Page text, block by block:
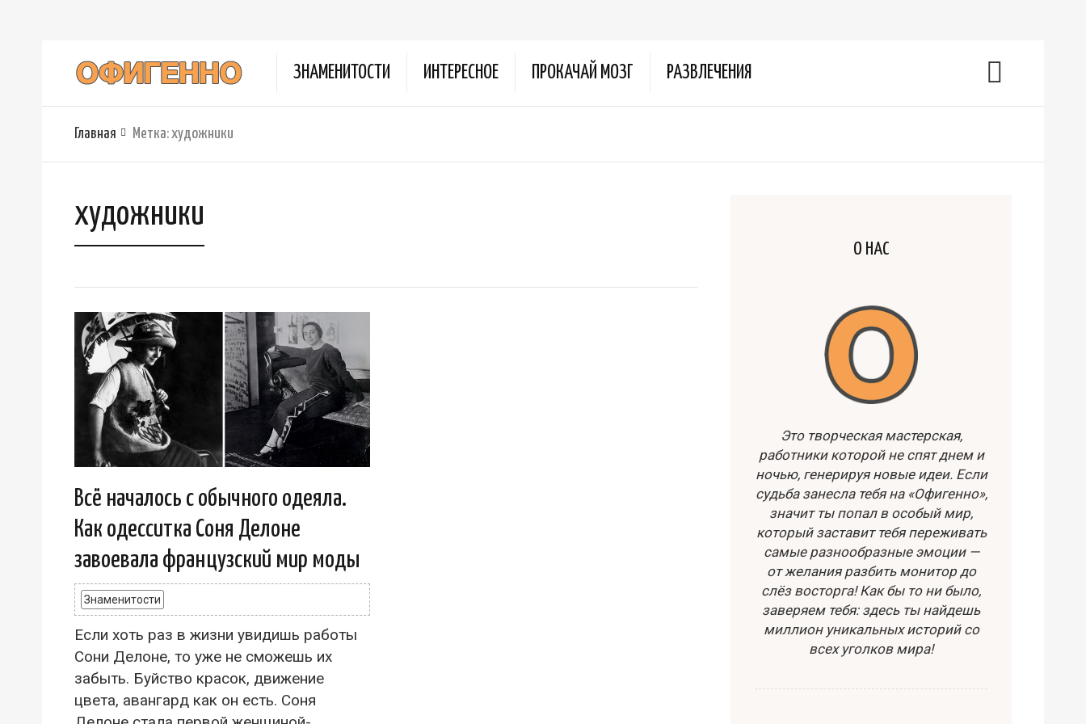
ЗНАМЕНИТОСТИ ИНТЕРЕСНОЕ ПРОКАЧАЙ МОЗГ РАЗВЛЕЧЕНИЯ
Главная Метка:художники
художники
Всё началось с обычного одеяла.
Как одесситка Соня Делоне
завоевала французский мир моды
Знаменитости
Если хоть раз в жизни увидишь работы
Сони Делоне, то уже не сможешь их
забыть. Буйство красок, движение
цвета, авангард как он есть. Соня
О НАС
Это творческая мастерская,
работники которой не спят днем и
ночью, генерируя новые идеи. Если
судьба занесла тебя на «Офигенно»,
значит ты попал в особый мир,
который заставит тебя переживать
самые разнообразные эмоции —
от желания разбить монитор до
слёз восторга! Как бы то ни было,
заверяем тебя: здесь ты найдешь
миллион уникальных историй со
всех уголков мира!